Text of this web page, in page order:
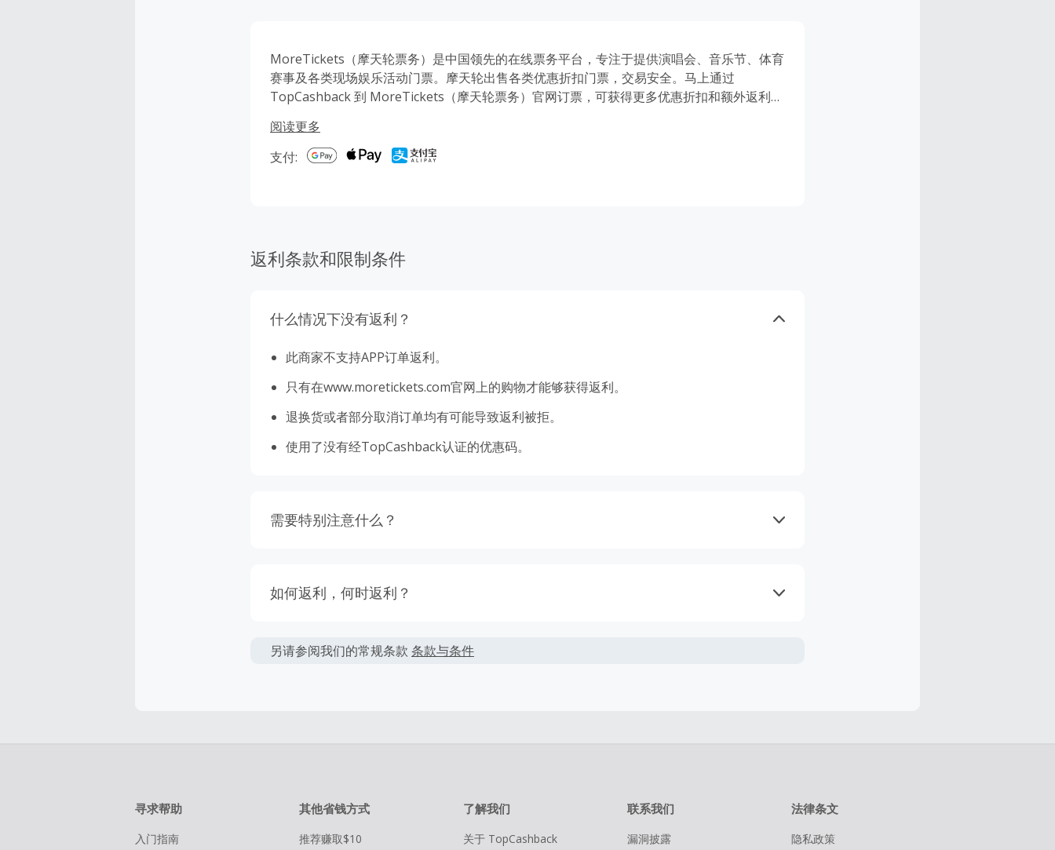
MoreTickets（摩天轮票务）是中国领先的在线票务平台，专注于提供演唱会、音乐节、体育
赛事及各类现场娱乐活动门票。摩天轮出售各类优惠折扣门票，交易安全。马上通过
TopCashback 到 MoreTickets（摩天轮票务）官网订票，可获得更多优惠折扣和额外返利，
阅读更多
支付:
返利条款和限制条件
什么情况下没有返利？
此商家不支持APP订单返利。
只有在www.moretickets.com官网上的购物才能够获得返利。
退换货或者部分取消订单均有可能导致返利被拒。
使用了没有经TopCashback认证的优惠码。
需要特别注意什么？
得到返利。查看我们的使用条款获取更多的信息。
返利一般是按照您结算时的最终金额计算，但商家不会在税费，运费，其它服务费用及优
如何返利，何时返利？
该商家的绝大多数交易会被成功跟踪记录，但偶尔会出现未跟踪到的情况。若在购物后的7
另请参阅我们的常规条款 条款与条件
寻求帮助
入门指南
其他省钱方式
推荐赚取$10
了解我们
关于 TopCashback
联系我们
漏洞披露
法律条文
隐私政策